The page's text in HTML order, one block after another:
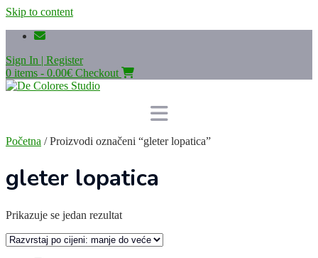
Skip to content
Sign In | Register
0 items - 0.00€ Checkout
Početna / Proizvodi označeni “gleter lopatica”
gleter lopatica
Prikazuje se jedan rezultat